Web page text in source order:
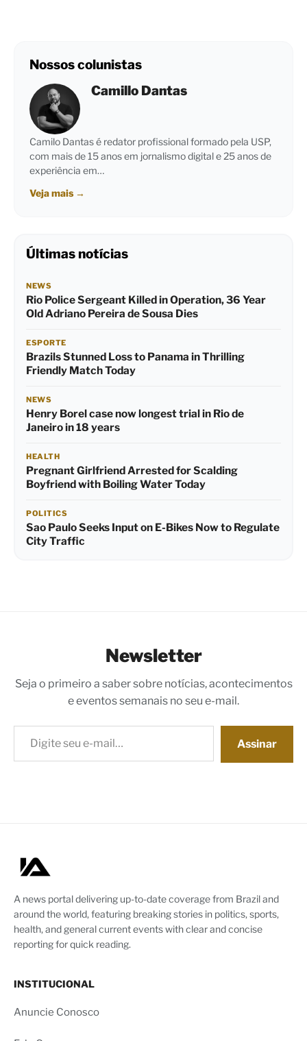
Nossos colunistas
Camillo Dantas
Camilo Dantas é redator profissional formado pela USP,
com mais de 15 anos em jornalismo digital e 25 anos de
experiência em…
Veja mais →
Últimas notícias
NEWS
Rio Police Sergeant Killed in Operation, 36 Year
Old Adriano Pereira de Sousa Dies
ESPORTE
Brazils Stunned Loss to Panama in Thrilling
Friendly Match Today
NEWS
Henry Borel case now longest trial in Rio de
Janeiro in 18 years
HEALTH
Pregnant Girlfriend Arrested for Scalding
Boyfriend with Boiling Water Today
POLITICS
Sao Paulo Seeks Input on E-Bikes Now to Regulate
City Traffic
Newsletter
Seja o primeiro a saber sobre notícias, acontecimentos
e eventos semanais no seu e-mail.
Digite seu e-mail…
Assinar
A news portal delivering up-to-date coverage from Brazil and
around the world, featuring breaking stories in politics, sports,
health, and general current events with clear and concise
reporting for quick reading.
INSTITUCIONAL
Anuncie Conosco